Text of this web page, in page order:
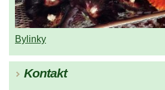
Bylinky
Kontakt